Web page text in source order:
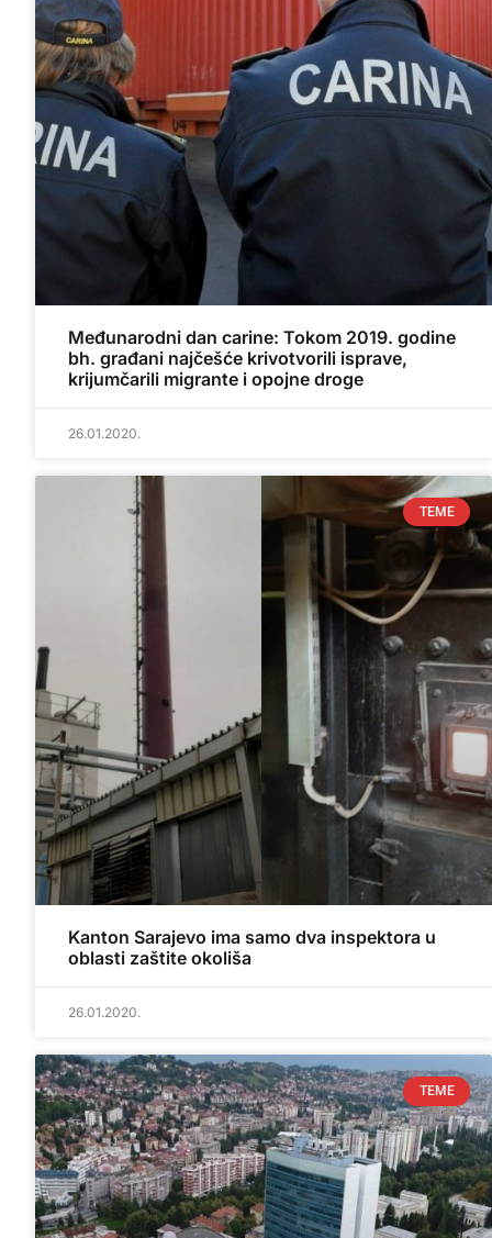
Međunarodni dan carine: Tokom 2019. godine
bh. građani najčešće krivotvorili isprave,
krijumčarili migrante i opojne droge
26.01.2020.
TEME
Kanton Sarajevo ima samo dva inspektora u
oblasti zaštite okoliša
26.01.2020.
TEME